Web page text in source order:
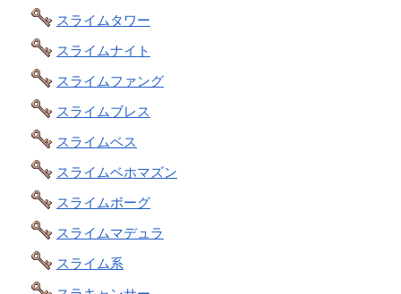
スライムタワー
スライムナイト
スライムファング
スライムブレス
スライムベス
スライムベホマズン
スライムボーグ
スライムマデュラ
スライム系